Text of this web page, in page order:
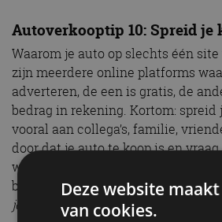
Autoverkooptip 10: Spreid je
Waarom je auto op slechts één
zijn meerdere online platforms
adverteren, de een is gratis, de
bedrag in rekening. Kortom: spreid
vooral aan collega’s, familie,
door dat je auto te koop is en
willen delen op Facebook. Hoe
beter.
Namens AutoRAI.nl, succes
je auto!
Deze website
van cookies.